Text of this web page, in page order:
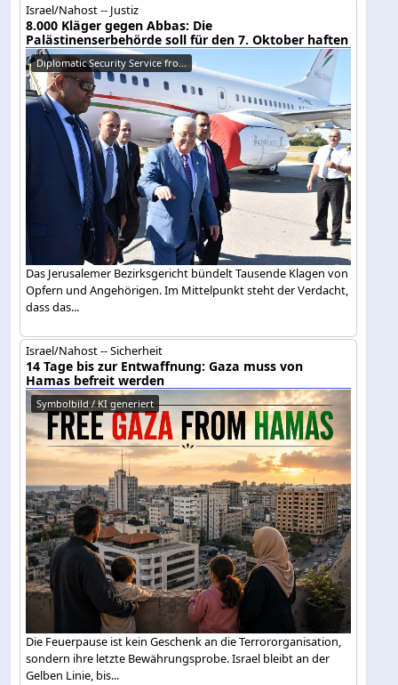
Israel/Nahost -- Justiz
8.000 Kläger gegen Abbas: Die
Palästinenserbehörde soll für den 7. Oktober haften
Diplomatic Security Service fro...
Das Jerusalemer Bezirksgericht bündelt Tausende Klagen von
Opfern und Angehörigen. Im Mittelpunkt steht der Verdacht,
dass das...
Israel/Nahost -- Sicherheit
14 Tage bis zur Entwaffnung: Gaza muss von
Hamas befreit werden
Symbolbild / KI generiert
Die Feuerpause ist kein Geschenk an die Terrororganisation,
sondern ihre letzte Bewährungsprobe. Israel bleibt an der
Gelben Linie, bis...